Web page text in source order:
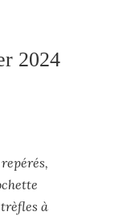
2024
à